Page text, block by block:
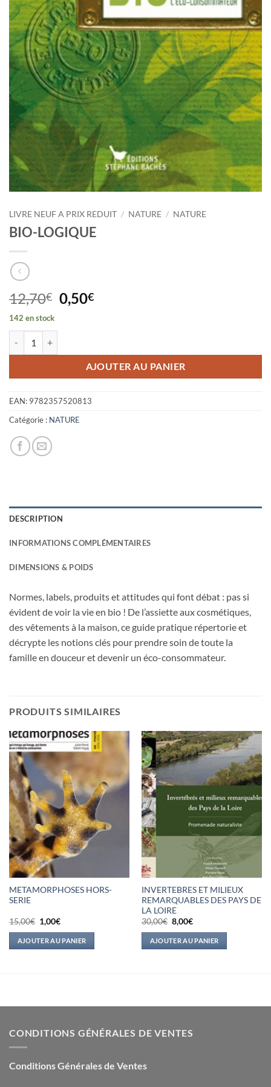
LIVRE NEUF A PRIX REDUIT / NATURE / NATURE
BIO-LOGIQUE
12,70€ Le
prix
12,70€.
0,50€Le
0,50€.
142 en stock
AJOUTER AU PANIER
EAN: 9782357520813
Catégorie : NATURE
DESCRIPTION
INFORMATIONS COMPLÉMENTAIRES
DIMENSIONS & POIDS
Normes, labels, produits et attitudes qui font débat : pas si
évident de voir la vie en bio ! De l’assiette aux cosmétiques,
des vêtements à la maison, ce guide pratique répertorie et
décrypte les notions clés pour prendre soin de toute la
famille en douceur et devenir un éco-consommateur.
PRODUITS SIMILAIRES
METAMORPHOSES HORS-
SERIE
15,00€ Le
prix
initial
était :
15,00€.
1,00€Le
actuel
est :
1,00€.
AJOUTER AU PANIER
INVERTEBRES ET MILIEUX
REMARQUABLES DES PAYS DE
LA LOIRE
30,00€ Le
prix
initial
était :
30,00€.
8,00€Le
actuel
est :
8,00€.
AJOUTER AU PANIER
CONDITIONS GÉNÉRALES DE VENTES
Conditions Générales de Ventes